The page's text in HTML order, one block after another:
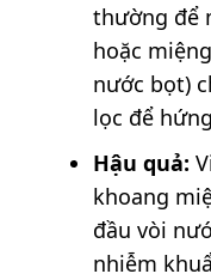
thường để
hoặc
nước bọt)
lọc để
Hậu quả:
khoang
đầu vòi
nhiễm